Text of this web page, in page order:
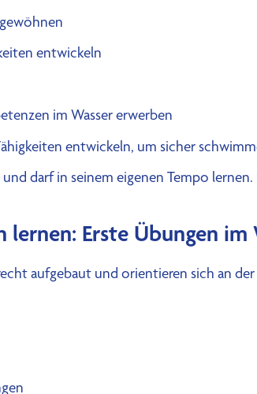
entwickeln
im Wasser erwerben
entwickeln, um sicher
darf in seinem eigenen Tempo
lernen: Erste Übungen im
aufgebaut und orientieren sich an